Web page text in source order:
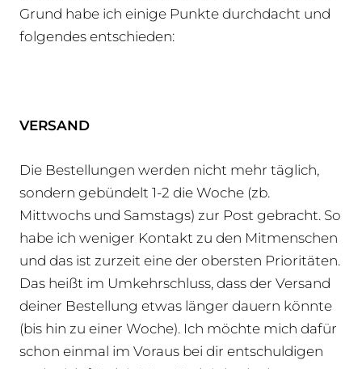
Grund habe ich einige Punkte durchdacht und
folgendes entschieden:
VERSAND
Die Bestellungen werden nicht mehr täglich,
sondern gebündelt 1-2 die Woche (zb.
Mittwochs und Samstags) zur Post gebracht. So
habe ich weniger Kontakt zu den Mitmenschen
und das ist zurzeit eine der obersten Prioritäten.
Das heißt im Umkehrschluss, dass der Versand
deiner Bestellung etwas länger dauern könnte
(bis hin zu einer Woche). Ich möchte mich dafür
schon einmal im Voraus bei dir entschuldigen